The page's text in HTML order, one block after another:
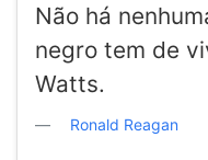
Não há
negro tem de
Watts.
Ronald Reagan